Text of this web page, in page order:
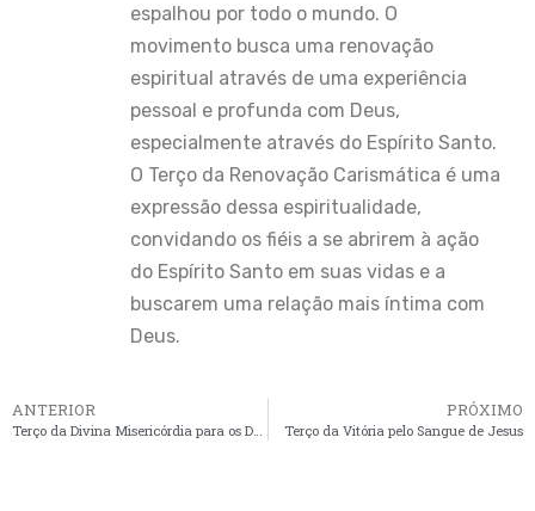
espalhou por todo o mundo. O
movimento busca uma renovação
espiritual através de uma experiência
pessoal e profunda com Deus,
especialmente através do Espírito Santo.
O Terço da Renovação Carismática é uma
expressão dessa espiritualidade,
convidando os fiéis a se abrirem à ação
do Espírito Santo em suas vidas e a
buscarem uma relação mais íntima com
Deus.
ANTERIOR PRÓXIMO
Terço da Vitória pelo Sangue de Jesus